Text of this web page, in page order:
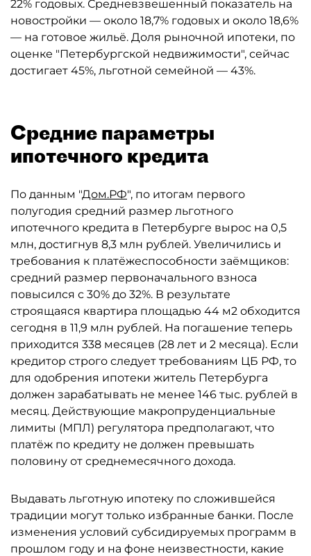
22% годовых. Средневзвешенный показатель на
новостройки — около 18,7% годовых и около 18,6%
— на готовое жильё. Доля рыночной ипотеки, по
оценке "Петербургской недвижимости", сейчас
достигает 45%, льготной семейной — 43%.
Средние параметры
ипотечного кредита
По данным "Дом.РФ", по итогам первого
полугодия средний размер льготного
ипотечного кредита в Петербурге вырос на 0,5
млн, достигнув 8,3 млн рублей. Увеличились и
требования к платёжеспособности заёмщиков:
средний размер первоначального взноса
повысился с 30% до 32%. В результате
строящаяся квартира площадью 44 м2 обходится
сегодня в 11,9 млн рублей. На погашение теперь
приходится 338 месяцев (28 лет и 2 месяца). Если
кредитор строго следует требованиям ЦБ РФ, то
для одобрения ипотеки житель Петербурга
должен зарабатывать не менее 146 тыс. рублей в
месяц. Действующие макропруденциальные
лимиты (МПЛ) регулятора предполагают, что
платёж по кредиту не должен превышать
половину от среднемесячного дохода.
Выдавать льготную ипотеку по сложившейся
традиции могут только избранные банки. После
изменения условий субсидируемых программ в
прошлом году и на фоне неизвестности, какие